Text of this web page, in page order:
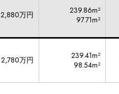
2,880万円
239.86m²
97.71m²
2,780万円
239.41m²
98.54m²